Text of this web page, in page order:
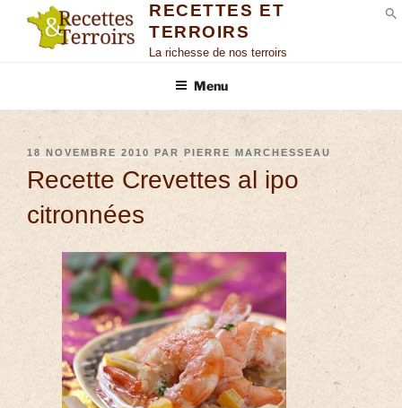
RECETTES ET
TERROIRS
La richesse de nos terroirs
Menu
18 NOVEMBRE 2010 PAR PIERRE MARCHESSEAU
Recette Crevettes al ipo
citronnées